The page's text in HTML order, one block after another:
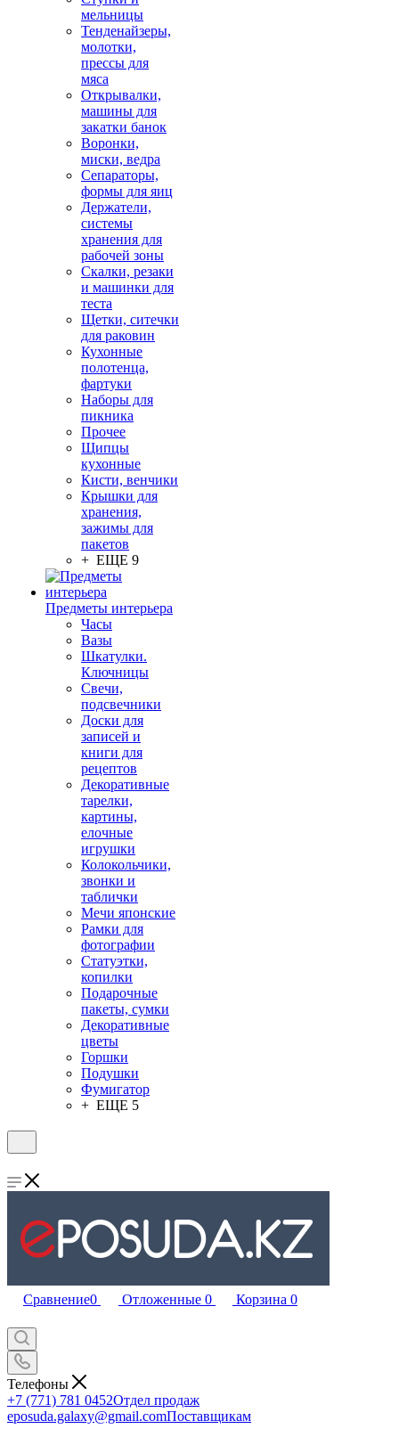
мельницы
Тенденайзеры,
молотки,
прессы для
мяса
Открывалки,
машины для
закатки банок
Воронки,
миски, ведра
Сепараторы,
формы для яиц
Держатели,
системы
хранения для
рабочей зоны
Скалки, резаки
и машинки для
теста
Щетки, ситечки
для раковин
Кухонные
полотенца,
фартуки
Наборы для
пикника
Прочее
Щипцы
кухонные
Кисти, венчики
Крышки для
хранения,
зажимы для
пакетов
+ ЕЩЕ 9
Предметы интерьера
Часы
Вазы
Шкатулки.
Ключницы
Свечи,
подсвечники
Доски для
записей и
книги для
рецептов
Декоративные
тарелки,
картины,
елочные
игрушки
Колокольчики,
звонки и
таблички
Мечи японские
Рамки для
фотографии
Статуэтки,
копилки
Подарочные
пакеты, сумки
Декоративные
цветы
Горшки
Подушки
Фумигатор
+ ЕЩЕ 5
Сравнение0 Отложенные 0 Корзина 0
Телефоны
+7 (771) 781 0452Отдел продаж
eposuda.galaxy@gmail.comПоставщикам